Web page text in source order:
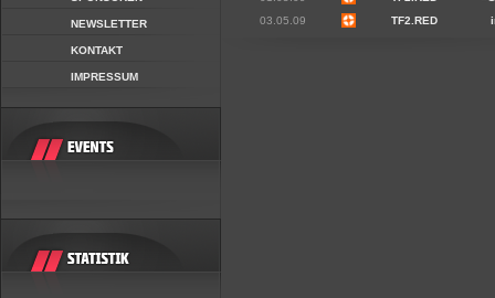
NEWSLETTER
KONTAKT
IMPRESSUM
03.05.09
TF2.RED